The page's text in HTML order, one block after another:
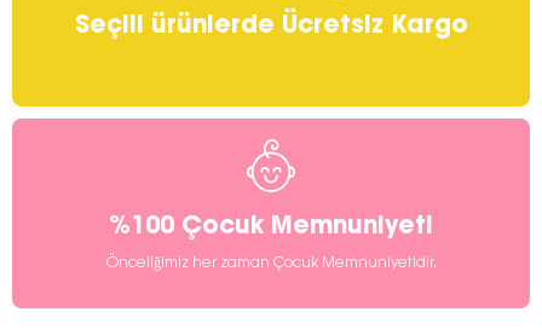
Seçili ürünlerde Ücretsiz Kargo
%100 Çocuk Memnuniyeti
Önceliğimiz her zaman Çocuk Memnuniyetidir.